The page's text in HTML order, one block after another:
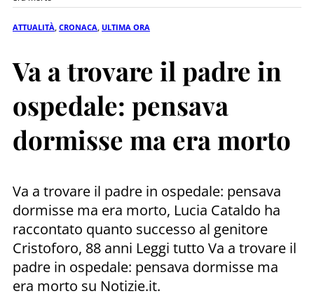
ATTUALITÀ CRONACA ULTIMA ORA
Va a trovare il padre in
ospedale: pensava
dormisse ma era morto
Va a trovare il padre in ospedale: pensava
dormisse ma era morto, Lucia Cataldo ha
raccontato quanto successo al genitore
Cristoforo, 88 anni Leggi tutto Va a trovare il
padre in ospedale: pensava dormisse ma
era morto su Notizie.it.